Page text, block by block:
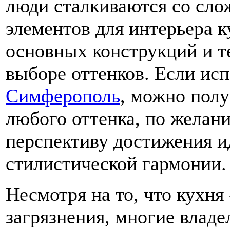
люди сталкиваются со
элементов для интерьера
основных конструкций и
выборе оттенков. Если
Симферополь, можно
любого оттенка, по
перспективу достижения
стилистической гармонии.
Несмотря на то, что
загрязнения, многие